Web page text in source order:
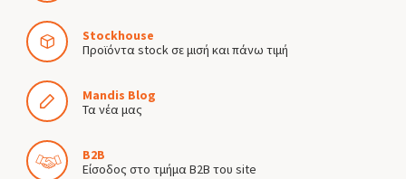
Stockhouse
Προϊόντα stock σε μισή και πάνω τιμή
Mandis Blog
Τα νέα μας
B2B
Είσοδος στο τμήμα B2B του site